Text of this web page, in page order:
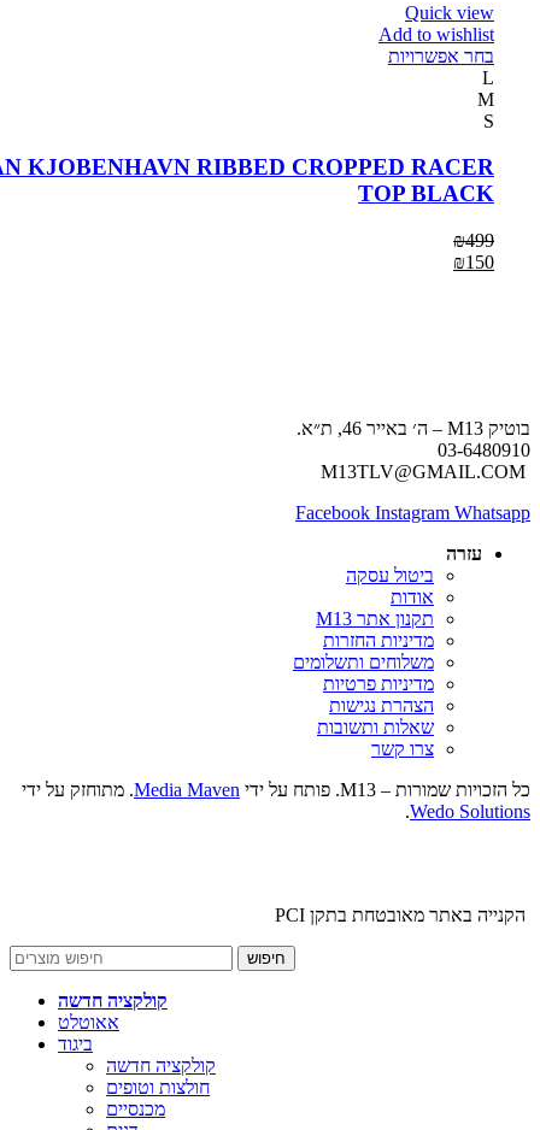
Quick view
Add to wishlist
בחר אפשרויות
L
M
S
KJOBENHAVN RIBBED CROPPED RACER
TOP BLACK
₪499
₪150
בוטיק M13 – ה׳ באייר 46, ת״א.
03-6480910
Facebook Instagram Whatsapp
עזרה
ביטול עסקה
אודות
תקנון אתר M13
מדיניות החזרות
משלוחים ותשלומים
מדיניות פרטיות
הצהרת נגישות
שאלות ותשובות
צרו קשר
כל הזכויות שמורות – M13. פותח על ידי
Media Maven. מתוחזק על ידי
Wedo Solutions
.
הקנייה באתר מאובטחת בתקן PCI
חיפוש
קולקציה חדשה
אאוטלט
ביגוד
קולקציה חדשה
חולצות וטופים
מכנסיים